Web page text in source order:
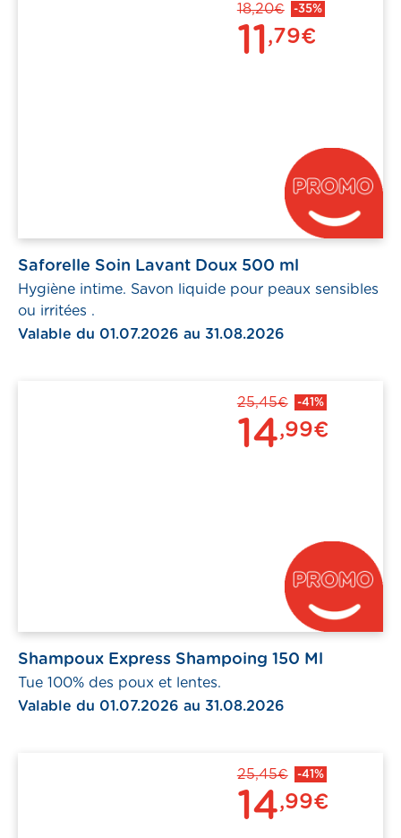
18,20€ -35%
11 ,79€
Saforelle Soin Lavant Doux 500 ml
Hygiène intime. Savon liquide pour peaux sensibles
ou irritées .
Valable du 01.07.2026 au 31.08.2026
25,45€ -41%
14,99€
Shampoux Express Shampoing 150 Ml
Tue 100% des poux et lentes.
Valable du 01.07.2026 au 31.08.2026
25,45€ -41%
14,99€